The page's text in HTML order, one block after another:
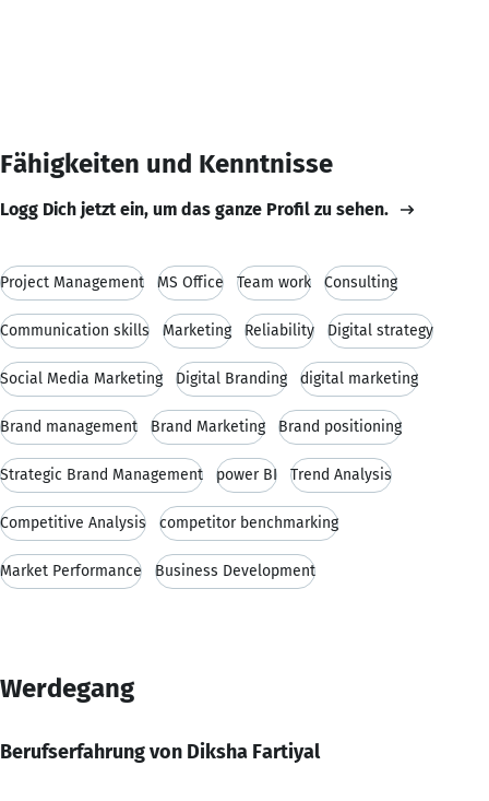
Fähigkeiten und Kenntnisse
Logg Dich jetzt ein, um das ganze Profil zu sehen.
Project Management MS Office Team work Consulting
Communication skills Marketing Reliability Digital strategy
Social Media Marketing Digital Branding digital marketing
Brand management Brand Marketing Brand positioning
Strategic Brand Management power BI Trend Analysis
Competitive Analysis competitor benchmarking
Market Performance Business Development
Werdegang
Berufserfahrung von Diksha Fartiyal